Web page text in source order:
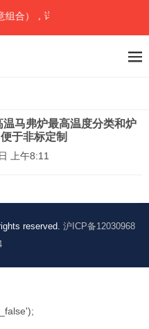
合），详情请直接联系官网预
温马弗炉最高温度分类和炉
于非标定制
上午8:11
reserved. 沪ICP备12030968